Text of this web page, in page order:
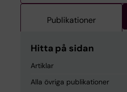
Publikationer
Hitta på sidan
Artiklar
Alla övriga publikationer